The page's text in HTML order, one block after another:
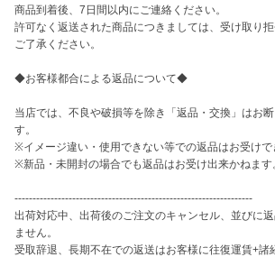
商品到着後、7日間以内にご連絡ください。
許可なく返送された商品につきましては、受け取り
ご了承ください。
◆お客様都合による返品について◆
当店では、不良や破損等を除き「返品・交換」はお
す。
※イメージ違い・使用できない等での返品はお受けで
※新品・未開封の場合でも返品はお受け出来かねます
------------------------------------------------------------------
出荷対応中、出荷後のご注文のキャンセル、並びに
ません。
受取辞退、長期不在での返送はお客様に往復運賃+諸